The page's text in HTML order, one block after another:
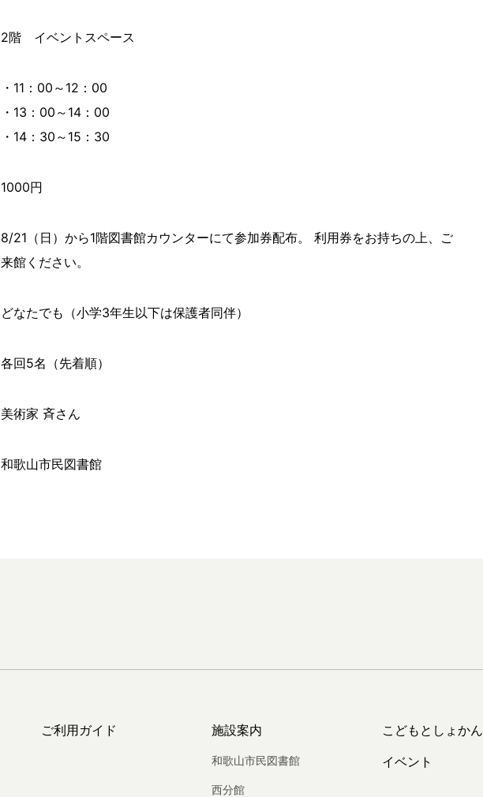
2階 イベントスペース
・11：00～12：00
・13：00～14：00
・14：30～15：30
1000円
8/21（日）から1階図書館カウンターにて参加券配布。 利用券をお持ちの上、ご
来館ください。
どなたでも（小学3年生以下は保護者同伴）
各回5名（先着順）
美術家 斉さん
和歌山市民図書館
ご利用ガイド 施設案内
和歌山市民図書館
西分館
こどもとしょかん
イベント